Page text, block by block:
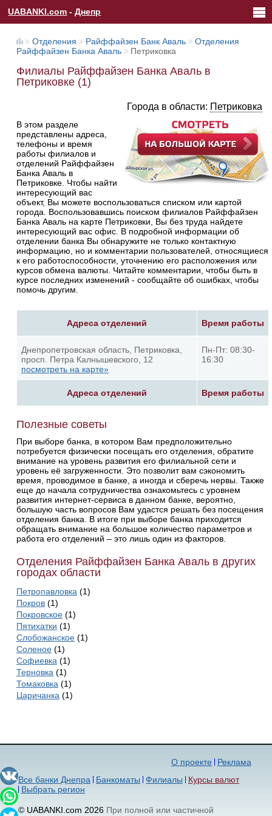
UABANKI.com -Днепр
Отделения Райффайзен Банк Аваль
Отделения
Райффайзен Банка Аваль
Петриковка
Филиалы Райффайзен Банка Аваль в
Петриковке (1)
Города в области: Петриковка
В этом разделе
представлены адреса,
телефоны и время
работы филиалов и
отделений Райффайзен
Банка Аваль в
Петриковке. Чтобы найти
интересующий вас
объект, Вы можете воспользоваться списком или картой
города. Воспользовавшись поиском филиалов Райффайзен
Банка Аваль на карте Петриковки, Вы без труда найдете
интересующий вас офис. В подробной информации об
отделении банка Вы обнаружите не только контактную
информацию, но и комментарии пользователей, относящиеся
к его работоспособности, уточнению его расположения или
курсов обмена валюты. Читайте комментарии, чтобы быть в
курсе последних изменений - сообщайте об ошибках, чтобы
помочь другим.
Адреса отделений Время работы
Адреса отделений Время работы
Днепропетровская область, Петриковка,
просп. Петра Калнышевского, 12
посмотреть на карте»
Пн-Пт: 08:30-
16:30
Полезные советы
При выборе банка, в котором Вам предположительно
потребуется физически посещать его отделения, обратите
внимание на уровень развития его филиальной сети и
уровень её загруженности. Это позволит вам сэкономить
время, проводимое в банке, а иногда и сберечь нервы. Также
еще до начала сотрудничества ознакомьтесь с уровнем
развития интернет-сервиса в данном банке, вероятно,
большую часть вопросов Вам удастся решать без посещения
отделения банка. В итоге при выборе банка приходится
обращать внимание на большое количество параметров и
работа его отделений – это лишь один из факторов.
Отделения Райффайзен Банка Аваль в других
городах области
Петропавловка (1)
Покров(1)
Покровское(1)
Пятихатки (1)
Слобожанское(1)
Соленое(1)
Софиевка (1)
Терновка (1)
Томаковка (1)
Царичанка (1)
Реклама
О проекте
Все банки Днепра
Банкоматы Филиалы
Курсы валют
Выбрать регион
© UABANKI.com 2026 При полной или частичной